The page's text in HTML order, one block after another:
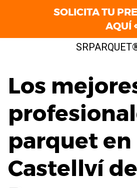
Los
parquet en
Castellví de
SOLICITA TU
AQUÍ